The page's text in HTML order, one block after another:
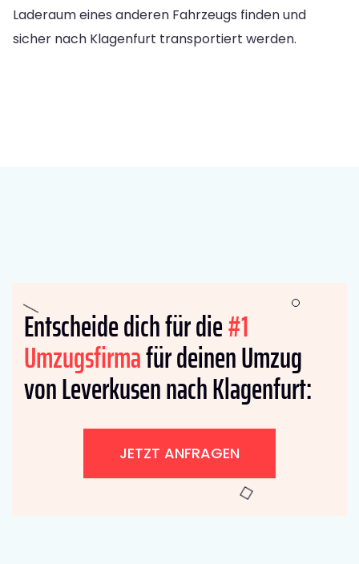
Laderaum eines anderen Fahrzeugs finden und
sicher nach Klagenfurt transportiert werden.
Entscheide dich für die#1
Umzugsfirmafür deinen Umzug
von Leverkusen nach Klagenfurt:
JETZT ANFRAGEN